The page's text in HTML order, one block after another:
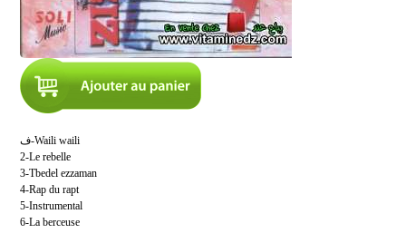
ف-Waili waili
2-Le rebelle
3-Tbedel ezzaman
4-Rap du rapt
5-Instrumental
6-La berceuse